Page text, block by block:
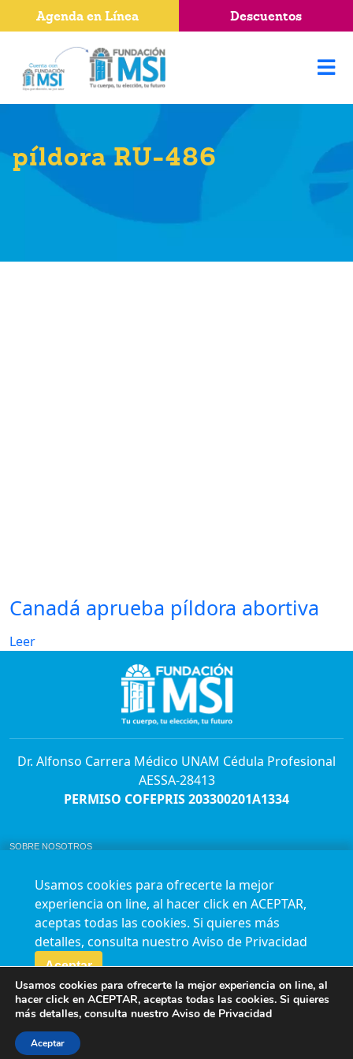
píldora RU-486
Canadá aprueba píldora abortiva
Leer
Dr. Alfonso Carrera Médico UNAM Cédula Profesional
AESSA-28413
PERMISO COFEPRIS 203300201A1334
SOBRE NOSOTROS
AVISO DE PRIVACIDAD
Horario de atención para citas e informes:
Lunes a sábado de 7:00am a 9:00pm
Agenda en línea
24/7 aquí
Síguenos en nuestras redes
Agenda en Línea Descuentos
Usamos cookies para ofrecerte la mejor
experiencia on line, al hacer click en ACEPTAR,
aceptas todas las cookies. Si quieres más
detalles, consulta nuestro Aviso de Privacidad
Aceptar
Usamos cookies para ofrecerte la mejor experiencia on line, al
hacer click en ACEPTAR, aceptas todas las cookies. Si quieres
más detalles, consulta nuestro Aviso de Privacidad
Aceptar